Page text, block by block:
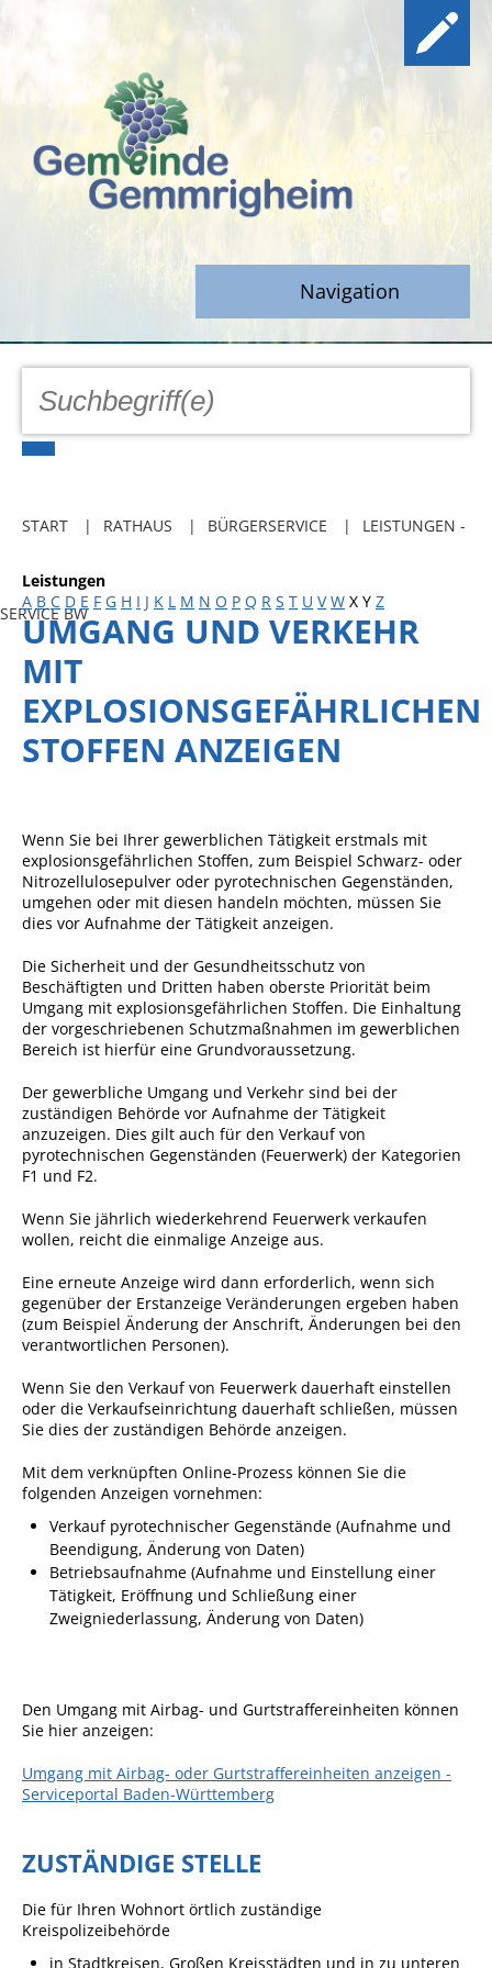
Navigation
GEMEINDE
Freibadkarten
Social Media
Parkraumkonzept
Einrichtungen
Kindertageseinrichtungen
Grundschule
Mensa
Musikschule
Jugendhaus
Sportstätten
Veranstaltungsgebäude
Freiwillige Feuerwehr
Bauhof
Friedhof
Kläranlage
Kommunale
Wärmeplanung
Netzmonitor der NetzeBW
Gemmrigheimer
Infokalender
Angebote für Geflüchtete
Wirtschaft + Handel
RATHAUS
Kontakt
Bürgerservice
Lebenslagen
START RATHAUS BÜRGERSERVICE LEISTUNGEN -
SERVICE BW
Leistungen
A B C D E F G H I J K L M N O P Q R S T U V W X Y Z
UMGANG UND VERKEHR
MIT
EXPLOSIONSGEFÄHRLICHEN
STOFFEN ANZEIGEN
Wenn Sie bei Ihrer gewerblichen Tätigkeit erstmals mit
explosionsgefährlichen Stoffen, zum Beispiel Schwarz- oder
Nitrozellulosepulver oder pyrotechnischen Gegenständen,
umgehen oder mit diesen handeln möchten, müssen Sie
dies vor Aufnahme der Tätigkeit anzeigen.
Die Sicherheit und der Gesundheitsschutz von
Beschäftigten und Dritten haben oberste Priorität beim
Umgang mit explosionsgefährlichen Stoffen. Die Einhaltung
der vorgeschriebenen Schutzmaßnahmen im gewerblichen
Bereich ist hierfür eine Grundvoraussetzung.
Der gewerbliche Umgang und Verkehr sind bei der
zuständigen Behörde vor Aufnahme der Tätigkeit
anzuzeigen. Dies gilt auch für den Verkauf von
pyrotechnischen Gegenständen (Feuerwerk) der Kategorien
F1 und F2.
Wenn Sie jährlich wiederkehrend Feuerwerk verkaufen
wollen, reicht die einmalige Anzeige aus.
Eine erneute Anzeige wird dann erforderlich, wenn sich
gegenüber der Erstanzeige Veränderungen ergeben haben
(zum Beispiel Änderung der Anschrift, Änderungen bei den
verantwortlichen Personen).
Wenn Sie den Verkauf von Feuerwerk dauerhaft einstellen
oder die Verkaufseinrichtung dauerhaft schließen, müssen
Sie dies der zuständigen Behörde anzeigen.
Mit dem verknüpften Online-Prozess können Sie die
folgenden Anzeigen vornehmen:
Verkauf pyrotechnischer Gegenstände (Aufnahme und
Beendigung, Änderung von Daten)
Betriebsaufnahme (Aufnahme und Einstellung einer
Tätigkeit, Eröffnung und Schließung einer
Zweigniederlassung, Änderung von Daten)
Den Umgang mit Airbag- und Gurtstraffereinheiten können
Sie hier anzeigen:
Umgang mit Airbag- oder Gurtstraffereinheiten anzeigen -
Serviceportal Baden-Württemberg
ZUSTÄNDIGE STELLE
Die für Ihren Wohnort örtlich zuständige
Kreispolizeibehörde
in Stadtkreisen, Großen Kreisstädten und in zu unteren